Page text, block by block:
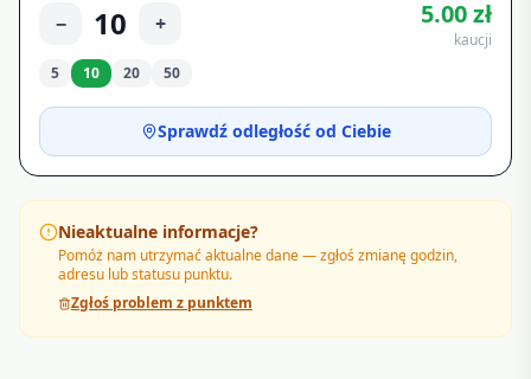
− 10 + 5.00zł
kaucji
5
10 20 50
Sprawdź odległość od Ciebie
Nieaktualne informacje?
Pomóż nam utrzymać aktualne dane — zgłoś zmianę godzin,
adresu lub statusu punktu.
Zgłoś problem z punktem